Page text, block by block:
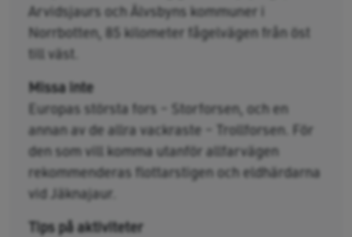
Arvidsjaurs och Älvsbyns kommuner i
Norrbotten, 85 kilometer fågelvägen från öst
till väst.
Missa inte
Europas största fors – Storforsen, och en
annan av de allra vackraste – Trollforsen. För
den som vill komma utanför allfarvägen
rekommenderas flottarstigen och eldhärdarna
vid Jäknajaur.
Tips på aktiviteter